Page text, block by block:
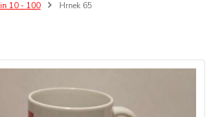
10 - 100 Hrnek 65